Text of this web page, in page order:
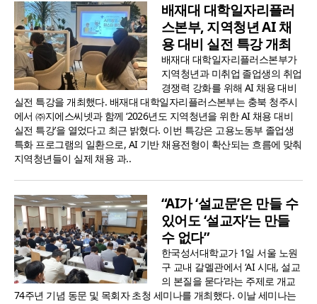
배재대 대학일자리플러
스본부, 지역청년 AI 채
용 대비 실전 특강 개최
배재대 대학일자리플러스본부가
지역청년과 미취업 졸업생의 취업
경쟁력 강화를 위해 AI 채용 대비
실전 특강을 개최했다. 배재대 대학일자리플러스본부는 충북 청주시
에서 ㈜지에스씨넷과 함께 ‘2026년도 지역청년을 위한 AI 채용 대비
실전 특강’을 열었다고 최근 밝혔다. 이번 특강은 고용노동부 졸업생
특화 프로그램의 일환으로, AI 기반 채용전형이 확산되는 흐름에 맞춰
지역청년들이 실제 채용 과..
“AI가 ‘설교문’은 만들 수
있어도 ‘설교자’는 만들
수 없다”
한국성서대학교가 1일 서울 노원
구 교내 갈멜관에서 ‘AI 시대, 설교
의 본질을 묻다’라는 주제로 개교
74주년 기념 동문 및 목회자 초청 세미나를 개최했다. 이날 세미나는